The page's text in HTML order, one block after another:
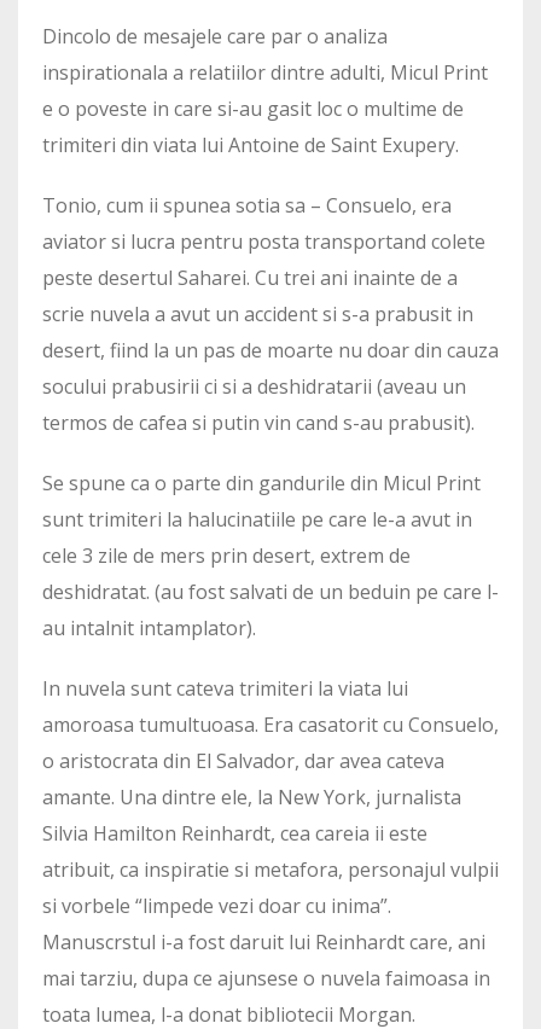
Dincolo de mesajele care par o analiza
inspirationala a relatiilor dintre adulti, Micul Print
e o poveste in care si-au gasit loc o multime de
trimiteri din viata lui Antoine de Saint Exupery.
Tonio, cum ii spunea sotia sa – Consuelo, era
aviator si lucra pentru posta transportand colete
peste desertul Saharei. Cu trei ani inainte de a
scrie nuvela a avut un accident si s-a prabusit in
desert, fiind la un pas de moarte nu doar din cauza
socului prabusirii ci si a deshidratarii (aveau un
termos de cafea si putin vin cand s-au prabusit).
Se spune ca o parte din gandurile din Micul Print
sunt trimiteri la halucinatiile pe care le-a avut in
cele 3 zile de mers prin desert, extrem de
deshidratat. (au fost salvati de un beduin pe care l-
au intalnit intamplator).
In nuvela sunt cateva trimiteri la viata lui
amoroasa tumultuoasa. Era casatorit cu Consuelo,
o aristocrata din El Salvador, dar avea cateva
amante. Una dintre ele, la New York, jurnalista
Silvia Hamilton Reinhardt, cea careia ii este
atribuit, ca inspiratie si metafora, personajul vulpii
si vorbele “limpede vezi doar cu inima”.
Manuscrstul i-a fost daruit lui Reinhardt care, ani
mai tarziu, dupa ce ajunsese o nuvela faimoasa in
toata lumea, l-a donat bibliotecii Morgan.